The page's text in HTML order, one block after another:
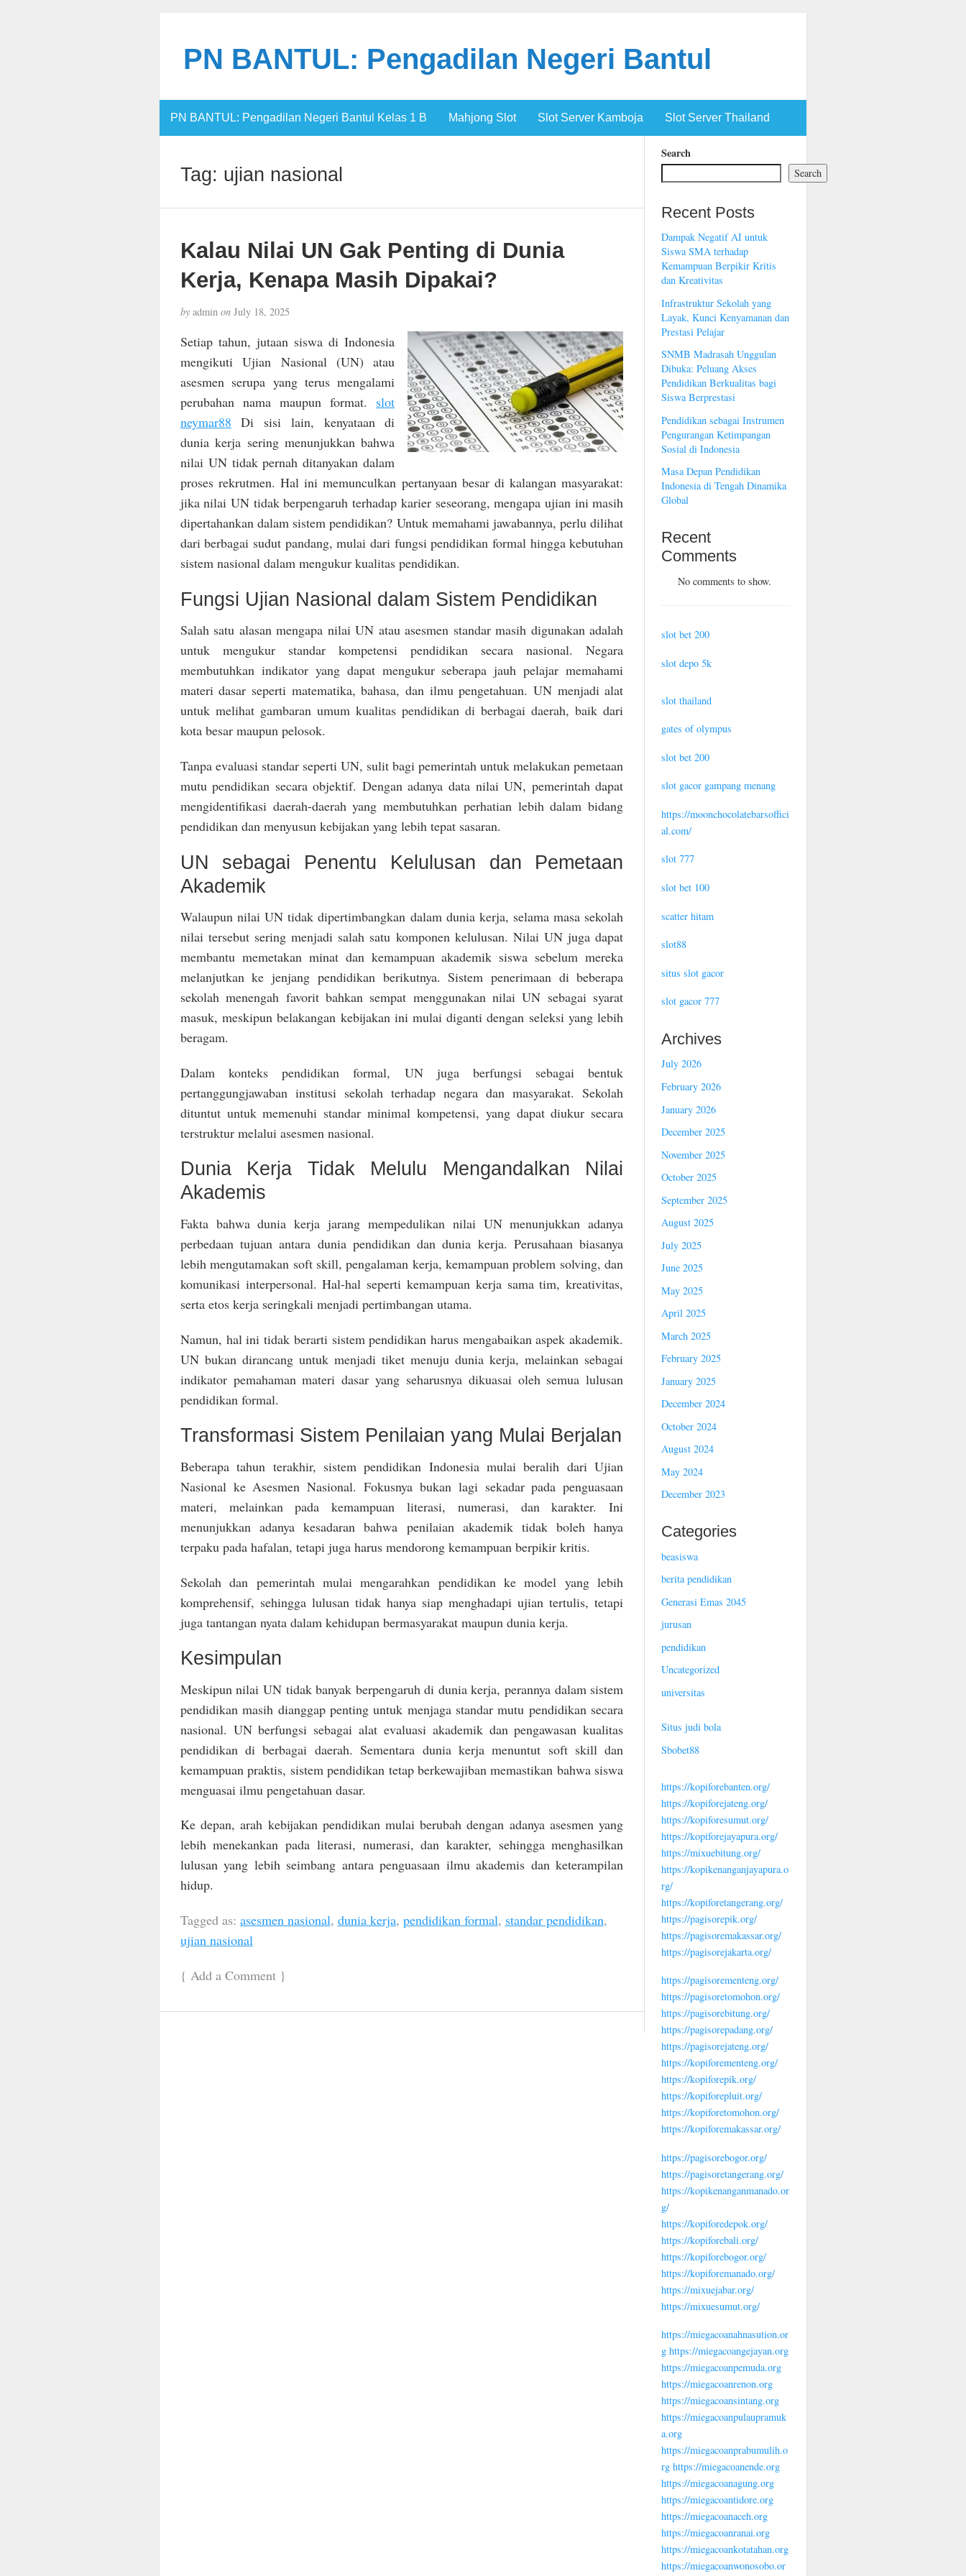
PN BANTUL: Pengadilan Negeri Bantul
PN BANTUL: Pengadilan Negeri Bantul Kelas 1 B Mahjong Slot Slot Server Kamboja Slot Server Thailand
Tag: ujian nasional
Kalau Nilai UN Gak Penting di Dunia
Kerja, Kenapa Masih Dipakai?
byadmin onJuly 18, 2025
Setiap tahun, jutaan siswa di Indonesia
mengikuti Ujian Nasional (UN) atau
asesmen serupa yang terus mengalami
perubahan nama maupun format. slot
neymar88 Di sisi lain, kenyataan di
dunia kerja sering menunjukkan bahwa
nilai UN tidak pernah ditanyakan dalam
proses rekrutmen. Hal ini memunculkan pertanyaan besar di kalangan masyarakat:
jika nilai UN tidak berpengaruh terhadap karier seseorang, mengapa ujian ini masih
dipertahankan dalam sistem pendidikan? Untuk memahami jawabannya, perlu dilihat
dari berbagai sudut pandang, mulai dari fungsi pendidikan formal hingga kebutuhan
sistem nasional dalam mengukur kualitas pendidikan.
Fungsi Ujian Nasional dalam Sistem Pendidikan
Salah satu alasan mengapa nilai UN atau asesmen standar masih digunakan adalah
untuk mengukur standar kompetensi pendidikan secara nasional. Negara
membutuhkan indikator yang dapat mengukur seberapa jauh pelajar memahami
materi dasar seperti matematika, bahasa, dan ilmu pengetahuan. UN menjadi alat
untuk melihat gambaran umum kualitas pendidikan di berbagai daerah, baik dari
kota besar maupun pelosok.
Tanpa evaluasi standar seperti UN, sulit bagi pemerintah untuk melakukan pemetaan
mutu pendidikan secara objektif. Dengan adanya data nilai UN, pemerintah dapat
mengidentifikasi daerah-daerah yang membutuhkan perhatian lebih dalam bidang
pendidikan dan menyusun kebijakan yang lebih tepat sasaran.
UN sebagai Penentu Kelulusan dan Pemetaan
Akademik
Walaupun nilai UN tidak dipertimbangkan dalam dunia kerja, selama masa sekolah
nilai tersebut sering menjadi salah satu komponen kelulusan. Nilai UN juga dapat
membantu memetakan minat dan kemampuan akademik siswa sebelum mereka
melanjutkan ke jenjang pendidikan berikutnya. Sistem penerimaan di beberapa
sekolah menengah favorit bahkan sempat menggunakan nilai UN sebagai syarat
masuk, meskipun belakangan kebijakan ini mulai diganti dengan seleksi yang lebih
beragam.
Dalam konteks pendidikan formal, UN juga berfungsi sebagai bentuk
pertanggungjawaban institusi sekolah terhadap negara dan masyarakat. Sekolah
dituntut untuk memenuhi standar minimal kompetensi, yang dapat diukur secara
terstruktur melalui asesmen nasional.
Dunia Kerja Tidak Melulu Mengandalkan Nilai
Akademis
Fakta bahwa dunia kerja jarang mempedulikan nilai UN menunjukkan adanya
perbedaan tujuan antara dunia pendidikan dan dunia kerja. Perusahaan biasanya
lebih mengutamakan soft skill, pengalaman kerja, kemampuan problem solving, dan
komunikasi interpersonal. Hal-hal seperti kemampuan kerja sama tim, kreativitas,
serta etos kerja seringkali menjadi pertimbangan utama.
Namun, hal ini tidak berarti sistem pendidikan harus mengabaikan aspek akademik.
UN bukan dirancang untuk menjadi tiket menuju dunia kerja, melainkan sebagai
indikator pemahaman materi dasar yang seharusnya dikuasai oleh semua lulusan
pendidikan formal.
Transformasi Sistem Penilaian yang Mulai Berjalan
Beberapa tahun terakhir, sistem pendidikan Indonesia mulai beralih dari Ujian
Nasional ke Asesmen Nasional. Fokusnya bukan lagi sekadar pada penguasaan
materi, melainkan pada kemampuan literasi, numerasi, dan karakter. Ini
menunjukkan adanya kesadaran bahwa penilaian akademik tidak boleh hanya
terpaku pada hafalan, tetapi juga harus mendorong kemampuan berpikir kritis.
Sekolah dan pemerintah mulai mengarahkan pendidikan ke model yang lebih
komprehensif, sehingga lulusan tidak hanya siap menghadapi ujian tertulis, tetapi
juga tantangan nyata dalam kehidupan bermasyarakat maupun dunia kerja.
Kesimpulan
Meskipun nilai UN tidak banyak berpengaruh di dunia kerja, perannya dalam sistem
pendidikan masih dianggap penting untuk menjaga standar mutu pendidikan secara
nasional. UN berfungsi sebagai alat evaluasi akademik dan pengawasan kualitas
pendidikan di berbagai daerah. Sementara dunia kerja menuntut soft skill dan
kemampuan praktis, sistem pendidikan tetap berkewajiban memastikan bahwa siswa
menguasai ilmu pengetahuan dasar.
Ke depan, arah kebijakan pendidikan mulai berubah dengan adanya asesmen yang
lebih menekankan pada literasi, numerasi, dan karakter, sehingga menghasilkan
lulusan yang lebih seimbang antara penguasaan ilmu akademis dan keterampilan
hidup.
Tagged as: asesmen nasional, dunia kerja, pendidikan formal, standar pendidikan,
ujian nasional
{ Add a Comment}
Search
Search
Recent Posts
Dampak Negatif AI untuk
Siswa SMA terhadap
Kemampuan Berpikir Kritis
dan Kreativitas
Infrastruktur Sekolah yang
Layak, Kunci Kenyamanan dan
Prestasi Pelajar
SNMB Madrasah Unggulan
Dibuka: Peluang Akses
Pendidikan Berkualitas bagi
Siswa Berprestasi
Pendidikan sebagai Instrumen
Pengurangan Ketimpangan
Sosial di Indonesia
Masa Depan Pendidikan
Indonesia di Tengah Dinamika
Global
Recent
Comments
No comments to show.
slot bet 200
slot depo 5k
slot thailand
gates of olympus
slot bet 200
slot gacor gampang menang
https://moonchocolatebarsoffici
al.com/
slot 777
slot bet 100
scatter hitam
slot88
situs slot gacor
slot gacor 777
Archives
July 2026
February 2026
January 2026
December 2025
November 2025
October 2025
September 2025
August 2025
July 2025
June 2025
May 2025
April 2025
March 2025
February 2025
January 2025
December 2024
October 2024
August 2024
May 2024
December 2023
Categories
beasiswa
berita pendidikan
Generasi Emas 2045
jurusan
pendidikan
Uncategorized
universitas
Situs judi bola
Sbobet88
https://kopiforebanten.org/
https://kopiforejateng.org/
https://kopiforesumut.org/
https://kopiforejayapura.org/
https://mixuebitung.org/
https://kopikenanganjayapura.o
rg/
https://kopiforetangerang.org/
https://pagisorepik.org/
https://pagisoremakassar.org/
https://pagisorejakarta.org/
https://pagisorementeng.org/
https://pagisoretomohon.org/
https://pagisorebitung.org/
https://pagisorepadang.org/
https://pagisorejateng.org/
https://kopiforementeng.org/
https://kopiforepik.org/
https://kopiforepluit.org/
https://kopiforetomohon.org/
https://kopiforemakassar.org/
https://pagisorebogor.org/
https://pagisoretangerang.org/
https://kopikenanganmanado.or
g/
https://kopiforedepok.org/
https://kopiforebali.org/
https://kopiforebogor.org/
https://kopiforemanado.org/
https://mixuejabar.org/
https://mixuesumut.org/
https://miegacoanahnasution.or
g https://miegacoangejayan.org
https://miegacoanpemuda.org
https://miegacoanrenon.org
https://miegacoansintang.org
https://miegacoanpulaupramuk
a.org
https://miegacoanprabumulih.o
rg https://miegacoanende.org
https://miegacoanagung.org
https://miegacoantidore.org
https://miegacoanaceh.org
https://miegacoanranai.org
https://miegacoankotatahan.org
https://miegacoanwonosobo.or